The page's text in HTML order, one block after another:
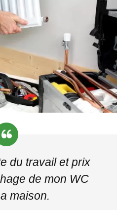
du travail et prix
de mon WC
maison.